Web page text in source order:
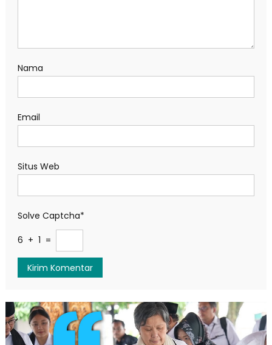
Nama
Email
Situs Web
Solve Captcha*
6 + 1 =